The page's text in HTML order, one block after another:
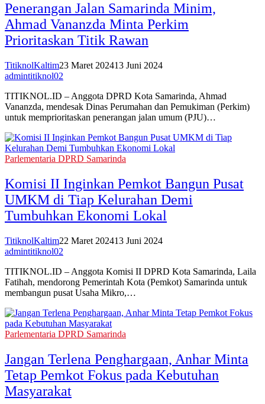
Penerangan Jalan Samarinda Minim,
Ahmad Vananzda Minta Perkim
Prioritaskan Titik Rawan
TitiknolKaltim23 Maret 202413 Juni 2024
admintitiknol02
TITIKNOL.ID – Anggota DPRD Kota Samarinda, Ahmad
Vananzda, mendesak Dinas Perumahan dan Pemukiman (Perkim)
untuk memprioritaskan penerangan jalan umum (PJU)…
Parlementaria DPRD Samarinda
Komisi II Inginkan Pemkot Bangun Pusat
UMKM di Tiap Kelurahan Demi
Tumbuhkan Ekonomi Lokal
TitiknolKaltim22 Maret 202413 Juni 2024
admintitiknol02
TITIKNOL.ID – Anggota Komisi II DPRD Kota Samarinda, Laila
Fatihah, mendorong Pemerintah Kota (Pemkot) Samarinda untuk
membangun pusat Usaha Mikro,…
Parlementaria DPRD Samarinda
Jangan Terlena Penghargaan, Anhar Minta
Tetap Pemkot Fokus pada Kebutuhan
Masyarakat